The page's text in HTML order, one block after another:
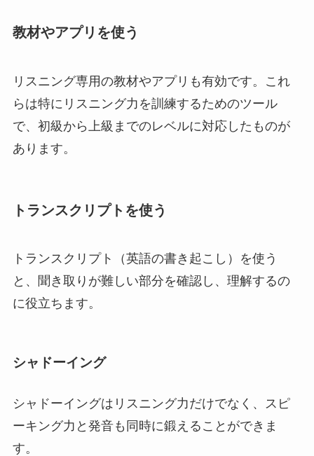
教材やアプリを使う
リスニング専用の教材やアプリも有効です。これ
らは特にリスニング力を訓練するためのツール
で、初級から上級までのレベルに対応したものが
あります。
トランスクリプトを使う
トランスクリプト（英語の書き起こし）を使う
と、聞き取りが難しい部分を確認し、理解するの
に役立ちます。
シャドーイング
シャドーイングはリスニング力だけでなく、スピ
ーキング力と発音も同時に鍛えることができま
す。